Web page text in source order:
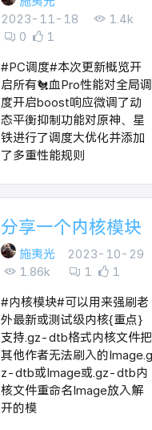
2023-11-18
1.4k
0
1
#PC调度#本次更新概览开
启所有🐔血Pro性能对全局调
度开启boost响应微调了动
态平衡抑制功能对原神、星
铁进行了调度大优化并添加
了多重性能规则
分享一个内核模块
施夷光
2023-10-29
1.86k
1
1
#内核模块#可以用来强刷老
外最新或测试级内核{重点}
支持.gz-dtb格式内核文件把
其他作者无法刷入的Image.g
z-dtb或Image或.gz-dtb内
核文件重命名Image放入解
开的模